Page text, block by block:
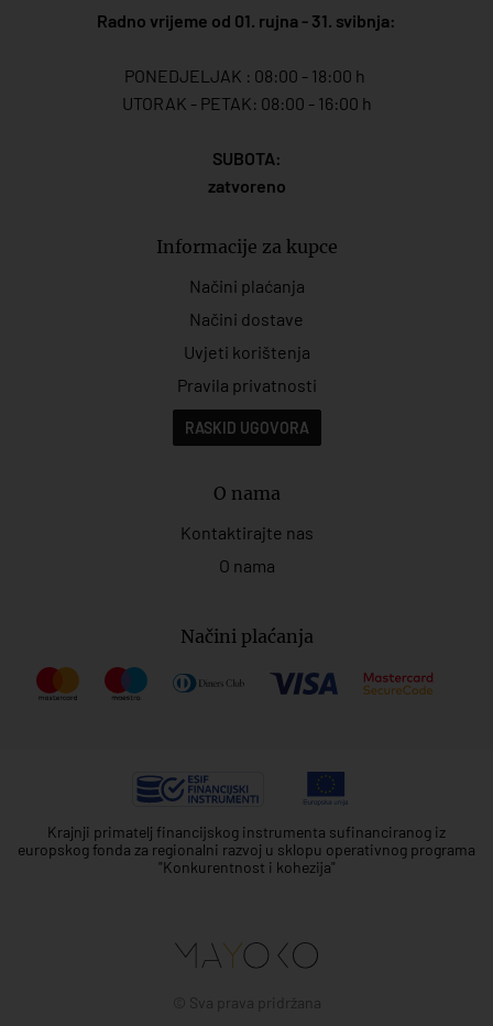
Radno vrijeme od 01. rujna - 31. svibnja:
PONEDJELJAK : 08:00 - 18:00 h
UTORAK - PETAK: 08:00 - 16:00 h
SUBOTA:
zatvoreno
Informacije za kupce
Načini plaćanja
Načini dostave
Uvjeti korištenja
Pravila privatnosti
RASKID UGOVORA
O nama
Kontaktirajte nas
O nama
Načini plaćanja
Krajnji primatelj financijskog instrumenta sufinanciranog iz
europskog fonda za regionalni razvoj u sklopu operativnog programa
"Konkurentnost i kohezija"
© Sva prava pridržana